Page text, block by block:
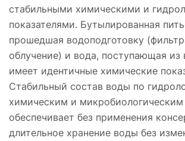
стабильными химическими и
показателями. Бутылированная
прошедшая водоподготовку
облучение) и вода, поступающая из
имеет идентичные химические
Стабильный состав воды по
химическим и микробиологическим
обеспечивает без применения
длительное хранение воды без